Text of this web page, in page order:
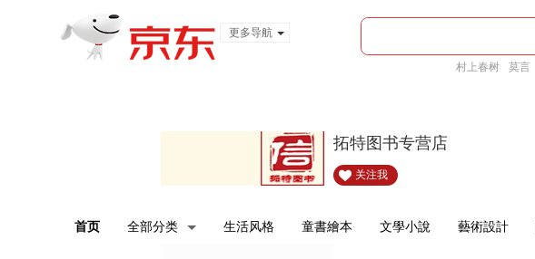
更多导航
村上春树 莫言
拓特图书专营店
关注我
首页 全部分类 生活风格 童書繪本 文學小說 藝術設計